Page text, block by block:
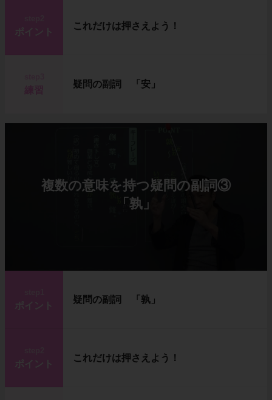
ポイント
これだけは押さえよう！
疑問の副詞 「安」
複数の意味を持つ疑問の副詞③
「孰」
ポイント
疑問の副詞 「孰」
ポイント
これだけは押さえよう！